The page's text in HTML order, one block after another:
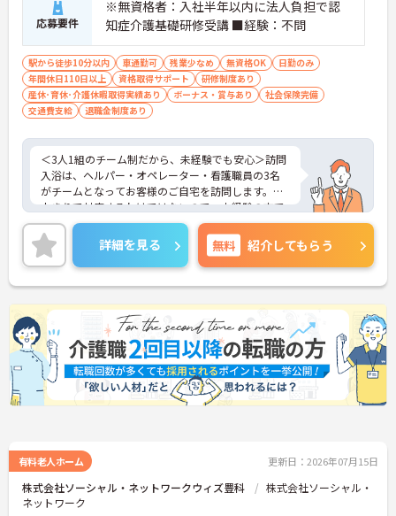
応募要件
※無資格者：入社半年以内に法人負担で認
知症介護基礎研修受講 ■経験：不問
駅から徒歩10分以内 車通勤可 残業少なめ 無資格OK
日勤のみ
年間休日110日以上
資格取得サポート
研修制度あり
産休･育休･介護休暇取得実績あり
ボーナス・賞与あり
社会保険完備
交通費支給
退職金制度あり
＜3人1組のチーム制だから、未経験でも安心＞訪問
入浴は、ヘルパー・オペレーター・看護職員の3名
がチームとなってお客様のご自宅を訪問します。一
人きりで対応するわけではないので、未経験の方で
も安心してスタートできます。困ったことがあれば
すぐに相談できる仲間がそばにいる心強い環境で
す。運転や機材のセッティングがメインですが、チ
ームで協力してケアを行うため、自然とコミュニケ
ーションも深まり、良好な人間関係の中で働けま
す。
＜毎月の「リフレッシュ休暇」でプライベートも充
実＞通常の有給休暇とは別に、月に1日付与される
「リフレッシュ休暇」があります（年間最大12
日）。毎月自由に使える休暇なので、趣味の時間に
使ったり、有給休暇と組み合わせて連休を取得した
りするスタッフも多くいます。しっかり休んでリフ
詳細を見る 無料 紹介してもらう
有料老人ホーム 更新日：2026年07月15日
株式会社ソーシャル・ネットワークウィズ豊科
株式会社ソーシャル・
ネットワーク